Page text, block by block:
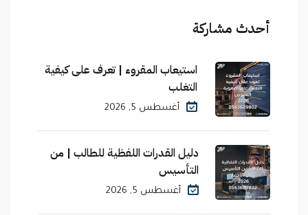
أحدث مشاركة
استيعاب المقروء | تعرف على كيفية
التغلب
أغسطس 5, 2026
دليل القدرات اللفظية للطالب | من
التأسيس
أغسطس 5, 2026